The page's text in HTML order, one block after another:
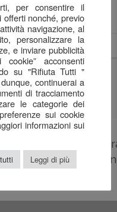
ricevuto benefici
di pubblicazione
per consentire il
nonché, previo
navigazione, al
personalizzare la
e inviare pubblicità
acconsenti
su "Rifiuta Tutti "
continuerai a
di tracciamento
le categorie dei
sui cookie
informazioni sui
Leggi di più